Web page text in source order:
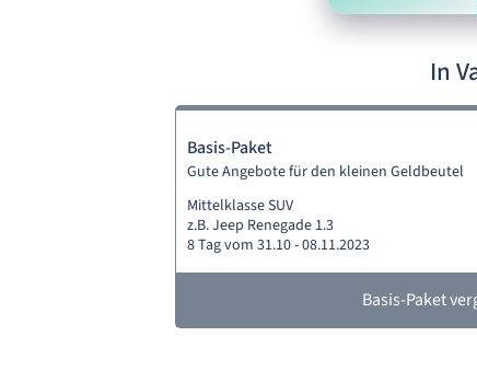
In
Basis-Paket
Gute Angebote für den kleinen Geldbeutel
Mittelklasse SUV
z.B. Jeep Renegade 1.3
8 Tag vom 31.10 - 08.11.2023
Basis-Paket